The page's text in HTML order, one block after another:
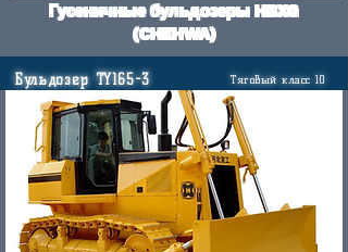
Гусеничные бульдозеры HBXG
(CHEHWA)
Бульдозер TY165-3 Тяговый класс 10